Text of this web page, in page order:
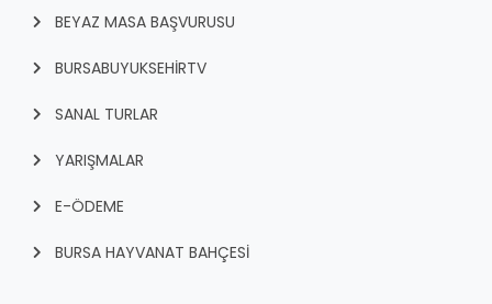
BEYAZ MASA BAŞVURUSU
BURSABUYUKSEHIRTV
SANAL TURLAR
YARIŞMALAR
E-ÖDEME
BURSA HAYVANAT BAHÇESİ